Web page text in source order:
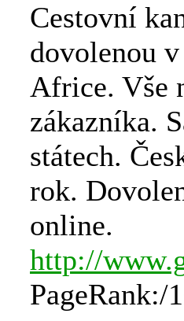
Cestovní
dovolenou
Africe. Vše
zákazníka.
státech.
rok.
online.
http://